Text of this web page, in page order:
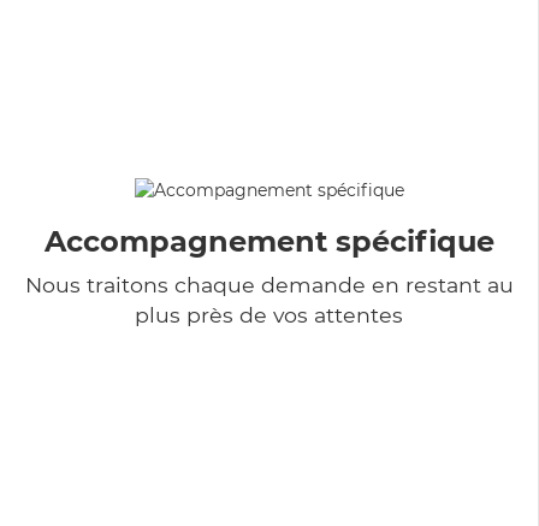
Accompagnement spécifique
Nous traitons chaque demande en restant au
plus près de vos attentes